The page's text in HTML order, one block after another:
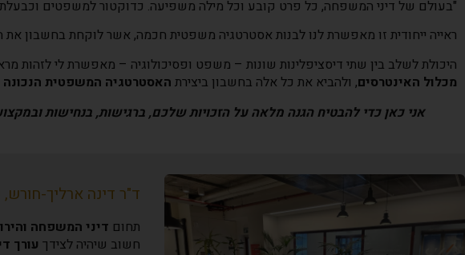
"בעולם של דיני המשפחה, כל פרט קובע וכל מילה משפיעה. כדוקטור למשפטים וכבעלת
ראייה ייחודית זו מאפשרת לנו לבנות אסטרטגיה משפטית חכמה, אשר לוקחת בחשבון
היכולת לשלב בין שתי דיסציפלינות שונות – משפט ופסיכולוגיה – מאפשרת לי לזהות
מכלול האינטרסים, ולהביא את כל אלה בחשבון ביצירת האסטרטגיה המשפטית הנכונה
אני כאן כדי להבטיח הגנה מלאה על הזכויות שלכם, ברגישות, בנחישות
ד"ר דינה ארליך-
תחום דיני המשפחה
חשוב שיהיה לצידך עורך